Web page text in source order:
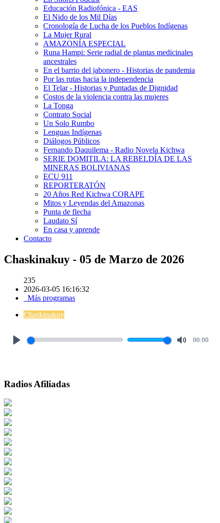
Educación Radiofónica - EAS
El Nido de los Mil Días
Cronología de Lucha de los Pueblos Indígenas
La Mujer Rural
AMAZONÍA ESPECIAL
Runa Hampi: Serie radial de plantas medicinales
ancestrales
En el barrio del jabonero - Historias de pandemia
Por las rutas hacia la independencia
El Telar - Historias y Puntadas de Dignidad
Costos de la violencia contra las mujeres
La Tonga
Contrato Social
Un Solo Rumbo
Lenguas Indígenas
Diálogos Públicos
Fernando Daquilema - Radio Novela Kichwa
SERIE DOMITILA: LA REBELDÍA DE LAS
MINERAS BOLIVIANAS
ECU 911
REPORTERATÓN
20 Años Red Kichwa CORAPE
Mitos y Leyendas del Amazonas
Punta de flecha
Laudato Sí
En casa y aprende
Contacto
Chaskinakuy - 05 de Marzo de 2026
235
2026-03-05 16:16:32
Más programas
Chaskinakuy
00:00
Radios Afiliadas